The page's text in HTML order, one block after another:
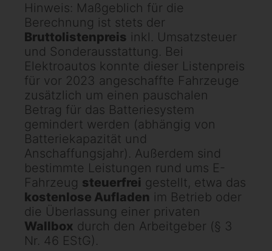
Hinweis: Maßgeblich für die
Berechnung ist stets der
Bruttolistenpreis inkl. Umsatzsteuer
und Sonderausstattung. Bei
Elektroautos konnte dieser Listenpreis
für vor 2023 angeschaffte Fahrzeuge
zusätzlich um einen pauschalen
Betrag für das Batteriesystem
gemindert werden (abhängig von
Batteriekapazität und
Anschaffungsjahr). Außerdem sind
bestimmte Leistungen rund ums E-
Fahrzeug steuerfrei gestellt, etwa das
kostenlose Aufladen im Betrieb oder
die Überlassung einer privaten
Wallbox durch den Arbeitgeber (§ 3
Nr. 46 EStG).